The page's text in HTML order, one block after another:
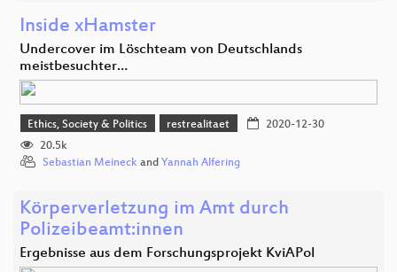
Inside xHamster
Undercover im Löschteam von Deutschlands
meistbesuchter…
Ethics, Society & Politics restrealitaet
2020-12-30
20.5k
Sebastian Meineck and Yannah Alfering
Körperverletzung im Amt durch
Polizeibeamt:innen
Ergebnisse aus dem Forschungsprojekt KviAPol